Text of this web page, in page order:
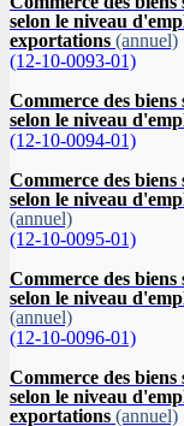
selon le niveau
exportations (annuel)
(12-10-0093-01)
Commerce des
selon le niveau
(12-10-0094-01)
Commerce des
selon le niveau
(annuel)
(12-10-0095-01)
Commerce des
selon le niveau
(annuel)
(12-10-0096-01)
Commerce des
selon le niveau
exportations (annuel)